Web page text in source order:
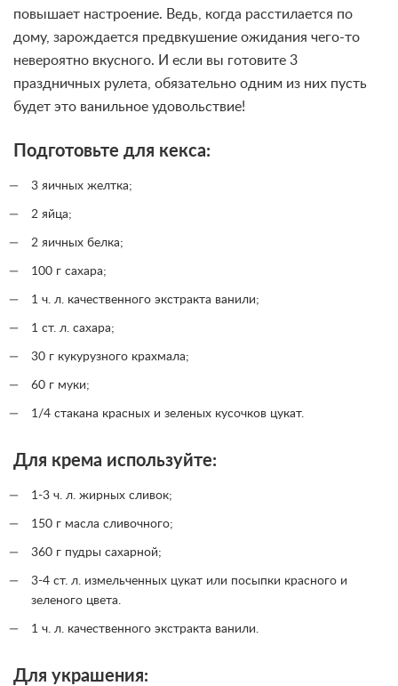
повышает настроение. Ведь, когда расстилается по
дому, зарождается предвкушение ожидания чего-то
невероятно вкусного. И если вы готовите 3
праздничных рулета, обязательно одним из них пусть
будет это ванильное удовольствие!
Подготовьте для кекса:
3 яичных желтка;
2 яйца;
2 яичных белка;
100 г сахара;
1 ч. л. качественного экстракта ванили;
1 ст. л. сахара;
30 г кукурузного крахмала;
60 г муки;
1/4 стакана красных и зеленых кусочков цукат.
Для крема используйте:
1-3 ч. л. жирных сливок;
150 г масла сливочного;
360 г пудры сахарной;
3-4 ст. л. измельченных цукат или посыпки красного и
зеленого цвета.
1 ч. л. качественного экстракта ванили.
Для украшения: